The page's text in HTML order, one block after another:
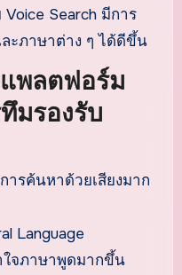
Search มีการ
ะภาษาต่าง ๆ ได้ดีขึ้น
พลตฟอร์ม
มรองรับ
รค้นหาด้วยเสียงมาก
Language
ใจภาษาพูดมากขึ้น